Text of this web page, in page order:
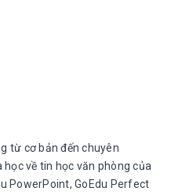
từ cơ bản đến chuyên
về tin học văn phòng của
PowerPoint, GoEdu Perfect